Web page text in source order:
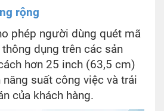
rộng
phép người dùng quét mã
dụng trên các sản
hơn 25 inch (63,5 cm)
suất công việc và trải
của khách hàng.